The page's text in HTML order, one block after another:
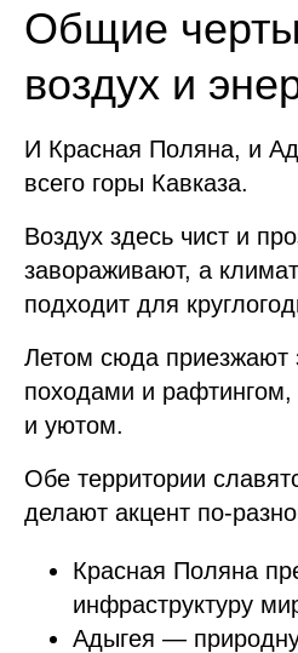
Общие
воздух и
И Красная Поляна, и
всего горы Кавказа.
Воздух здесь чист и
завораживают, а
подходит для
Летом сюда приезжают
походами и
и уютом.
Обе территории
делают акцент по-
Красная Поляна
инфраструктуру
Адыгея —